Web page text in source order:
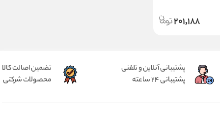
201,188
پشتیبانی آنلاین و تلفنی
پشتیبانی 24 ساعته
تضمین اصالت کالا
محصولات شرکتی